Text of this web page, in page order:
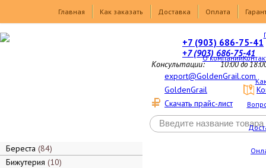
Главная
Как заказать Доставка Оплата
О компании
+7 (903) 686-75-41
+7 (903) 686-75-41
Консультации: 10:00 до
export@GoldenGrail.com
GoldenGrail
Скачать прайс-лист
Береста 84
Бижутерия 10